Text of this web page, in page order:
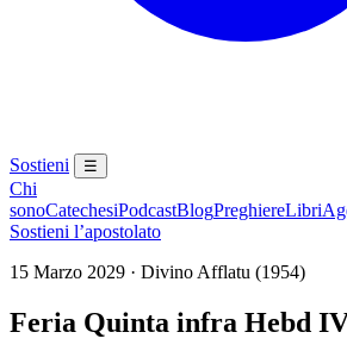
Sostieni ☰
Chi
sonoCatechesiPodcastBlogPreghiereLibri
Sostieni l’apostolato
15 Marzo 2029 · Divino Afflatu (1954)
Feria Quinta infra Hebd